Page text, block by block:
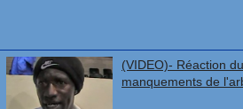
(VIDEO)- Réaction
manquements de